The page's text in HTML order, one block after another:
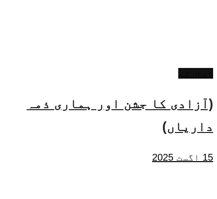
(آزادی کا جشن اور ہماری ذمہ
داریاں)
15 اگست 2025